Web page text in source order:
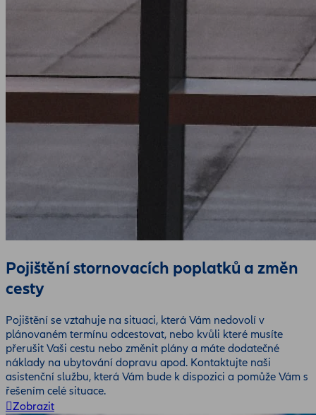
Pojištění stornovacích poplatků a změn
cesty
Pojištění se vztahuje na situaci, která Vám nedovolí v
plánovaném termínu odcestovat, nebo kvůli které musíte
přerušit Vaši cestu nebo změnit plány a máte dodatečné
náklady na ubytování dopravu apod. Kontaktujte naši
asistenční službu, která Vám bude k dispozici a pomůže Vám s
řešením celé situace.
Zobrazit